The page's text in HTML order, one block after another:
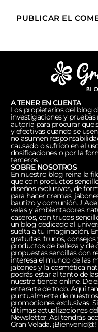
PUBLICAR EL
A TENER EN CUENTA
Los propietarios del blog
investigaciones y pruebas
autoría para procurar que
y efectivas cuando se
no asumen
causado o sufrido en el
dosificaciones o por la
terceros.
SOBRE NOSOTROS
En nuestro blog reina la
que con productos
diseños exclusivos, de
para hacer cremas,
bautizo y comunión…!
velas y ambientadores
caseros, con trucos
un blog dedicado al
suelta a tu imaginación.
gratuitas, trucos,
productos de belleza y de
propuestas sencillas con
interesa el mundo de las
jabones y la cosmética
podrás estar al tanto de
nuestra tienda online. De
enterarte de todo. Aquí
puntualmente de
promociones exclusivas.
últimas actualizaciones
Newsletter. Así tendrás
Gran Velada. ¡Bienvenid@!